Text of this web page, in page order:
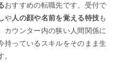
おすすめの転職先です。受付で
や人の顔や名前を覚える特技も
カウンター内の狭い人間関係に
持っているスキルをそのまま生